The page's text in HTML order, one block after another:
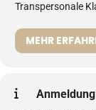
Transpersonale
MEHR
Anmeldung